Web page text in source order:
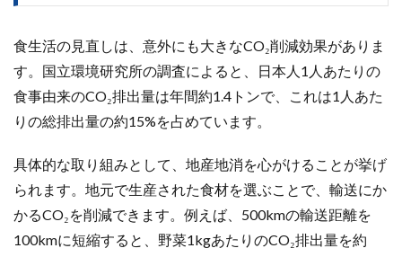
食生活の見直しは、意外にも大きなCO₂削減効果がありま
す。国立環境研究所の調査によると、日本人1人あたりの
食事由来のCO₂排出量は年間約1.4トンで、これは1人あた
りの総排出量の約15%を占めています。
具体的な取り組みとして、地産地消を心がけることが挙げ
られます。地元で生産された食材を選ぶことで、輸送にか
かるCO₂を削減できます。例えば、500kmの輸送距離を
100kmに短縮すると、野菜1kgあたりのCO₂排出量を約